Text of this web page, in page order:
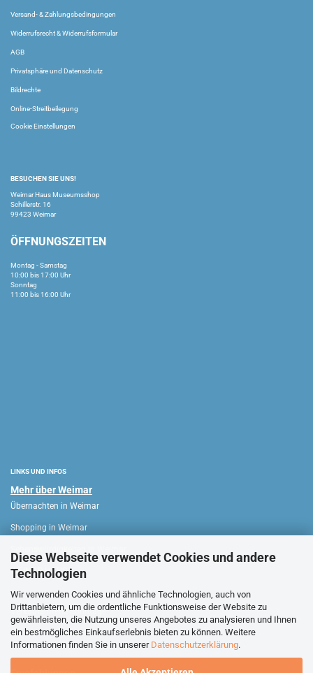
Diese Webseite verwendet Cookies und andere
Technologien
Wir verwenden Cookies und ähnliche Technologien, auch von
Drittanbietern, um die ordentliche Funktionsweise der Website zu
gewährleisten, die Nutzung unseres Angebotes zu analysieren und Ihnen
ein bestmögliches Einkaufserlebnis bieten zu können. Weitere
Informationen finden Sie in unserer Datenschutzerklärung.
Versand- & Zahlungsbedingungen
Widerrufsrecht & Widerrufsformular
AGB
Privatsphäre und Datenschutz
Bildrechte
Online-Streitbeilegung
Cookie Einstellungen
BESUCHEN SIE UNS!
Weimar Haus Museumsshop
Schillerstr. 16
99423 Weimar
ÖFFNUNGSZEITEN
Montag - Samstag
10:00 bis 17:00 Uhr
Sonntag
11:00 bis 16:00 Uhr
LINKS UND INFOS
Mehr über Weimar
Übernachten in Weimar
Shopping in Weimar
WEIMAR HAUS
Verkaufsoffene Sonntage
Stadtführungen Weimar